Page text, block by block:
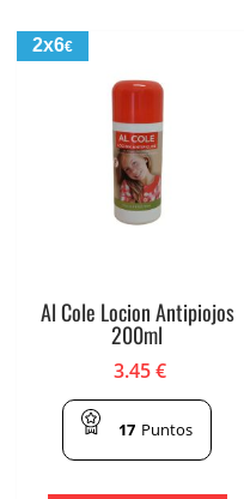
2x6€
Al Cole Locion Antipiojos
200ml
3.45€
17 Puntos